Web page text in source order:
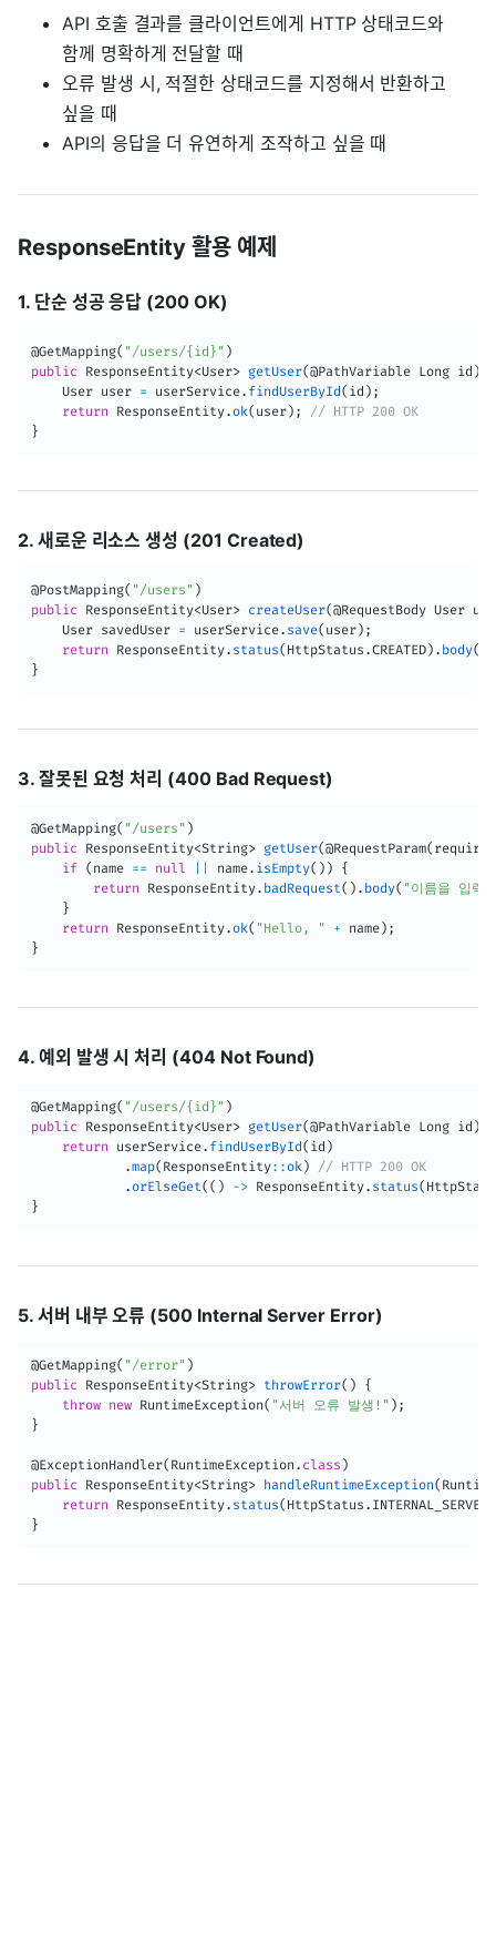
API 호출 결과를 클라이언트에게 HTTP 상태코드와
함께 명확하게 전달할 때
오류 발생 시, 적절한 상태코드를 지정해서 반환하고
싶을 때
API의 응답을 더 유연하게 조작하고 싶을 때
ResponseEntity 활용 예제
1. 단순 성공 응답 (200 OK)
@GetMapping( "/users/{id}" )
public
ResponseEntity<User> getUser(@PathVariable Long id )
User user = userService. findUserById( id ) ;
return
ResponseEntity. ok( user) ;
// HTTP 200 OK
}
2. 새로운 리소스 생성 (201 Created)
@PostMapping( "/users" )
public
ResponseEntity<User> createUser(@RequestBody User
User savedUser = userService. save( user) ;
return
ResponseEntity. status( HttpStatus .CREATED) . body(
}
3. 잘못된 요청 처리 (400 Bad Request)
@GetMapping( "/users" )
public
ResponseEntity<String> getUser(@RequestParam(
if ( name == null || name. isEmpty( ) )
{
return
ResponseEntity. badRequest( ) . body( "이름을 입력
}
return
ResponseEntity. ok( "Hello, " + name) ;
}
4. 예외 발생 시 처리 (404 Not Found)
@GetMapping( "/users/{id}" )
public
ResponseEntity<User> getUser(@PathVariable Long id )
return userService. findUserById( id )
.map( ResponseEntity: : ok)
// HTTP 200 OK
. orElseGet( ( ) -> ResponseEntity. status(
}
5. 서버 내부 오류 (500 Internal Server Error)
@GetMapping( "/error" )
public
ResponseEntity<String> throwError( )
{
throw new RuntimeException( "서버 오류 발생!" ) ;
}
@ExceptionHandler( RuntimeException . class )
public
ResponseEntity<String> handleRuntimeException(
return
ResponseEntity. status( HttpStatus .
}